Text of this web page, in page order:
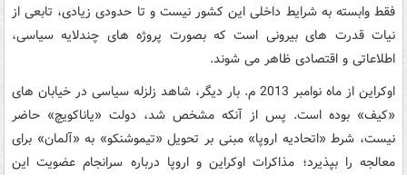
فقط وابسته به شرایط داخلی این کشور نیست و تا حدودی زیادی، تابعی از
نیات قدرت های بیرونی است که بصورت پروژه های چندلایه سیاسی،
اطلاعاتی و اقتصادی ظاهر می شوند.
اوکراین از ماه نوامبر 2013 م. بار دیگر، شاهد زلزله سیاسی در خیابان های
«کیف» بوده است. پس از آنکه مشخص شد، دولت «یاناکویچ» حاضر
نیست، شرط «اتحادیه اروپا» مبنی بر تحویل «تیموشنکو» به «آلمان» برای
معالجه را بپذیرد؛ مذاکرات اوکراین و اروپا درباره سرانجام عضویت این